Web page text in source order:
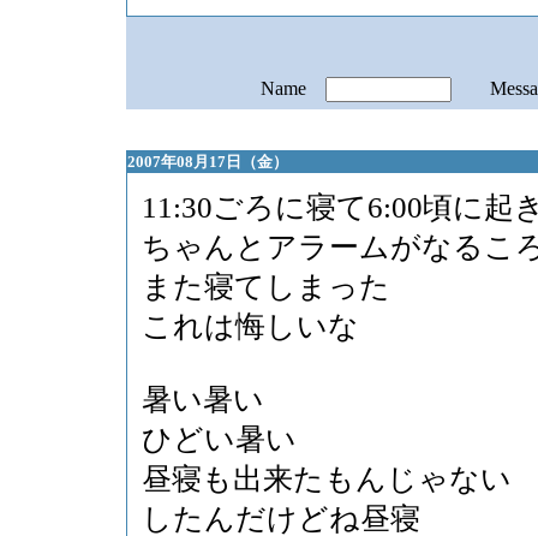
Name
2007年08月17日（金）
11:30ごろに寝て6:00頃に起
ちゃんとアラームがなるこ
また寝てしまった
これは悔しいな
暑い暑い
ひどい暑い
昼寝も出来たもんじゃない
したんだけどね昼寝